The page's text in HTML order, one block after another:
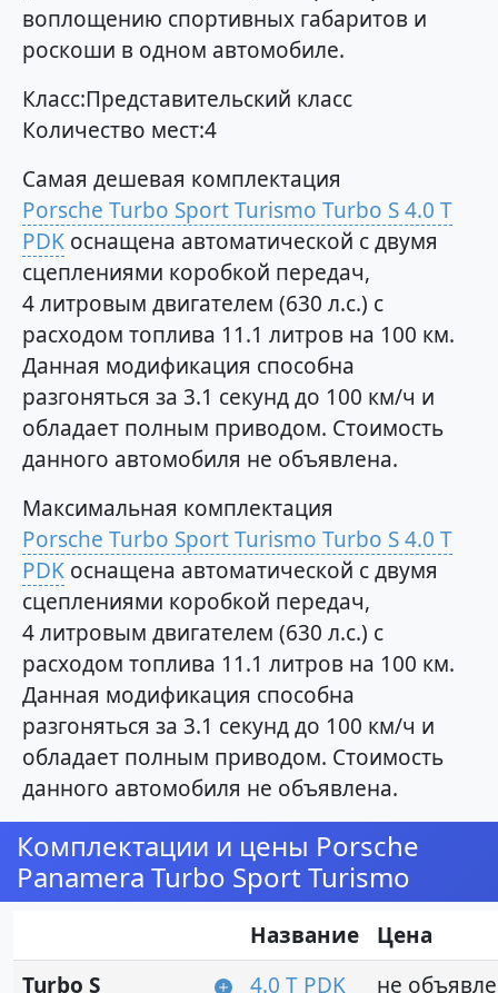
воплощению спортивных габаритов и
роскоши в одном автомобиле.
Класс:Представительский класс
Количество мест:4
Самая дешевая комплектация
Porsche Turbo Sport Turismo Turbo S 4.0 T
PDK оснащена автоматической с двумя
сцеплениями коробкой передач,
4 литровым двигателем (630 л.с.) с
расходом топлива 11.1 литров на 100 км.
Данная модификация способна
разгоняться за 3.1 секунд до 100 км/ч и
обладает полным приводом. Стоимость
данного автомобиля не объявлена.
Максимальная комплектация
Porsche Turbo Sport Turismo Turbo S 4.0 T
PDK оснащена автоматической с двумя
сцеплениями коробкой передач,
4 литровым двигателем (630 л.с.) с
расходом топлива 11.1 литров на 100 км.
Данная модификация способна
разгоняться за 3.1 секунд до 100 км/ч и
обладает полным приводом. Стоимость
данного автомобиля не объявлена.
Комплектации и цены Porsche
Panamera Turbo Sport Turismo
Название
Цена
Turbo S
4.0 T PDK не